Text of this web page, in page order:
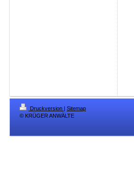
Druckversion | Sitemap
© KRÜGER ANWÄLTE